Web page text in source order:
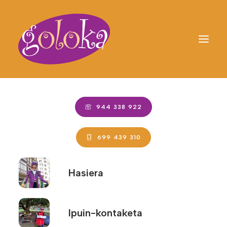
944 338 922
699 439 310
Hasiera
Ipuin-kontaketa
Irisgarritasuna
Goloka Antzerki taldean – Compañía de teatro
lanean dihardugu gure webgunea ahalik eta jende
gehienarentzat eskuragarri izan dadin, haien
gaitasunak edo erabilera-testuingurua edozein
direla ere.